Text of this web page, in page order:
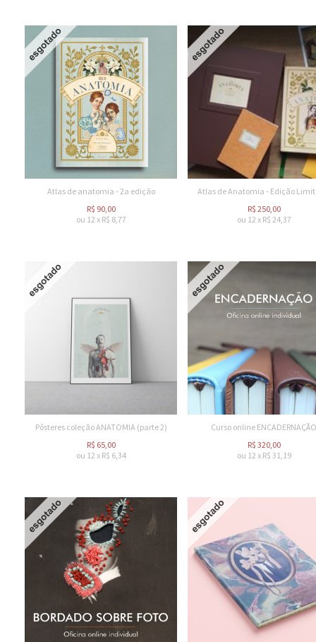
Atlas de anatomia - 2a edição
R$ 90,00
ou 12 x R$ 8,77
Atlas de Anatomia - Edição
R$ 250,00
ou 12 x R$ 24,37
Pôsteres coleção ANATOMIA (parte 2)
R$ 65,00
ou 12 x R$ 6,34
Curso online ENCADERNAÇÃO
R$ 320,00
ou 12 x R$ 31,19